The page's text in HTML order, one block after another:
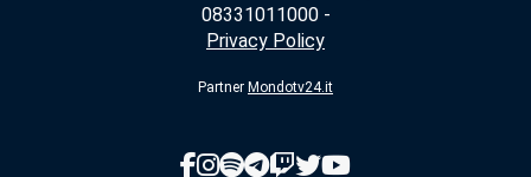
08331011000 -
Privacy Policy
Partner Mondotv24.it